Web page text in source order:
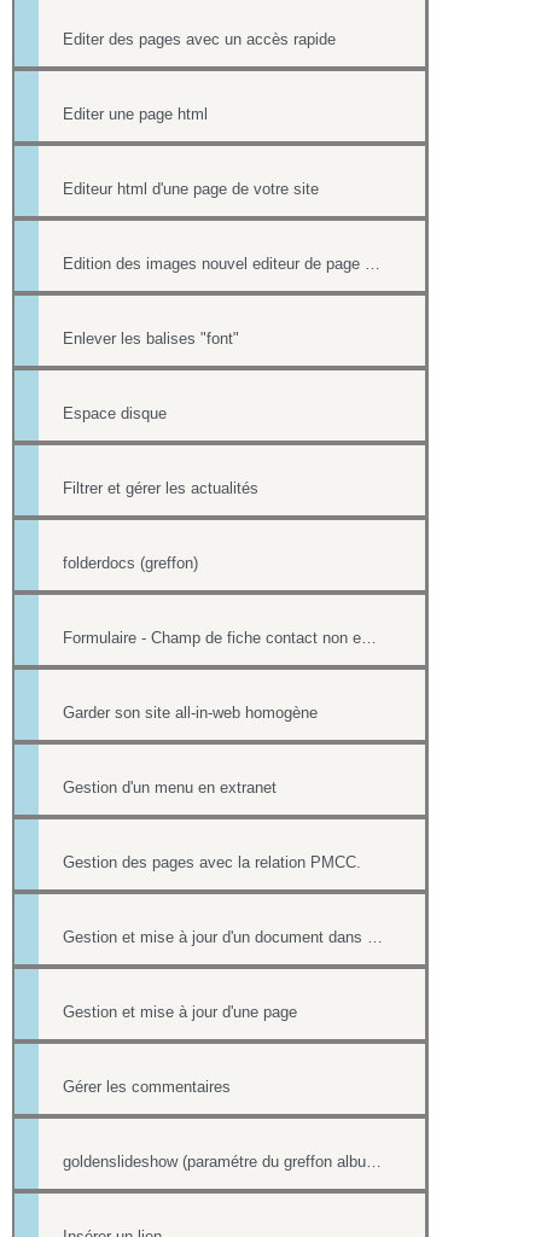
Editer des pages avec un accès rapide
Editer une page html
Editeur html d'une page de votre site
Enlever les balises "font"
Espace disque
Filtrer et gérer les actualités
folderdocs (greffon)
Garder son site all-in-web homogène
Gestion d'un menu en extranet
Gestion des pages avec la relation PMCC.
Gestion et mise à jour d'une page
Gérer les commentaires